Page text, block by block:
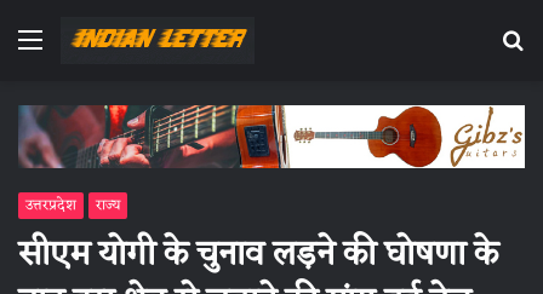
Menu
उत्तरप्रदेश राज्य
सीएम योगी के चुनाव लड़ने की घोषणा के